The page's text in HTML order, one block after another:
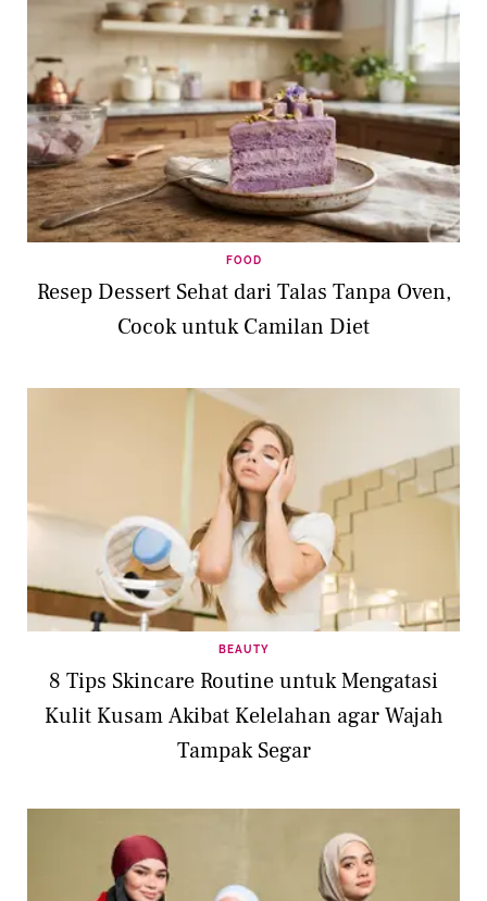
FOOD
Resep Dessert Sehat dari Talas Tanpa Oven,
Cocok untuk Camilan Diet
BEAUTY
8 Tips Skincare Routine untuk Mengatasi
Kulit Kusam Akibat Kelelahan agar Wajah
Tampak Segar